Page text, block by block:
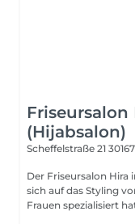
Friseursalon
(Hijabsalon)
Scheffelstraße 21
Der Friseursalon Hira
sich auf das Styling
Frauen spezialisiert